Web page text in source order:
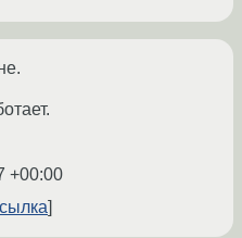
+00:00